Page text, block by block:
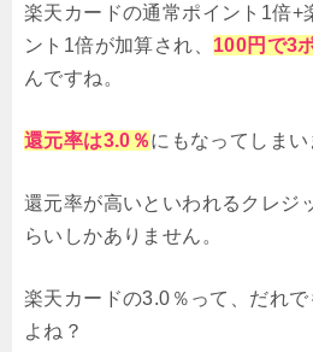
楽天カードの通常ポイント1倍+
ント1倍が加算され、 100円で3
んですね。
還元率は3.0％にもなってしまい
還元率が高いといわれるクレジ
らいしかありません。
楽天カードの3.0％って、だれ
よね？